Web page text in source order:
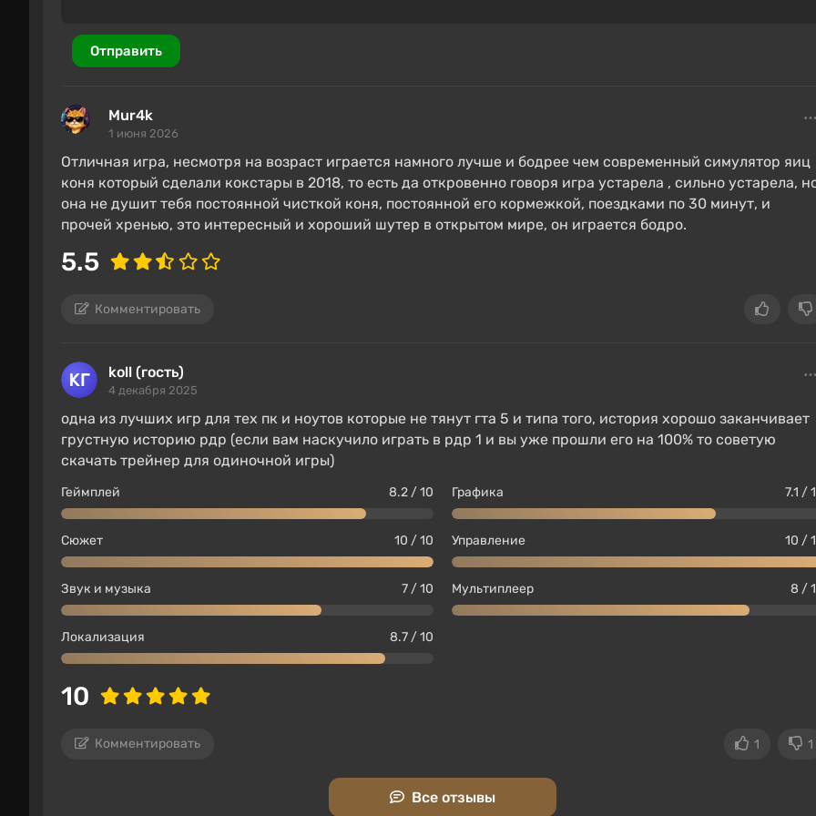
Отправить
Mur4k
1 июня 2026
Отличная игра, несмотря на возраст играется намного лучше и бодрее чем современный симулятор яиц
коня который сделали кокстары в 2018, то есть да откровенно говоря игра устарела , сильно устарела,
она не душит тебя постоянной чисткой коня, постоянной его кормежкой, поездками по 30 минут, и
прочей хренью, это интересный и хороший шутер в открытом мире, он играется бодро.
5.5
Комментировать
koll (гость)
4 декабря 2025
одна из лучших игр для тех пк и ноутов которые не тянут гта 5 и типа того, история хорошо заканчивает
грустную историю рдр (если вам наскучило играть в рдр 1 и вы уже прошли его на 100% то советую
скачать трейнер для одиночной игры)
Геймплей 8.2 / 10 Графика 7.1 /
Сюжет 10 / 10 Управление 10 /
Звук и музыка 7 / 10 Мультиплеер 8 /
Локализация 8.7 / 10
10
Комментировать 1 1
Все отзывы